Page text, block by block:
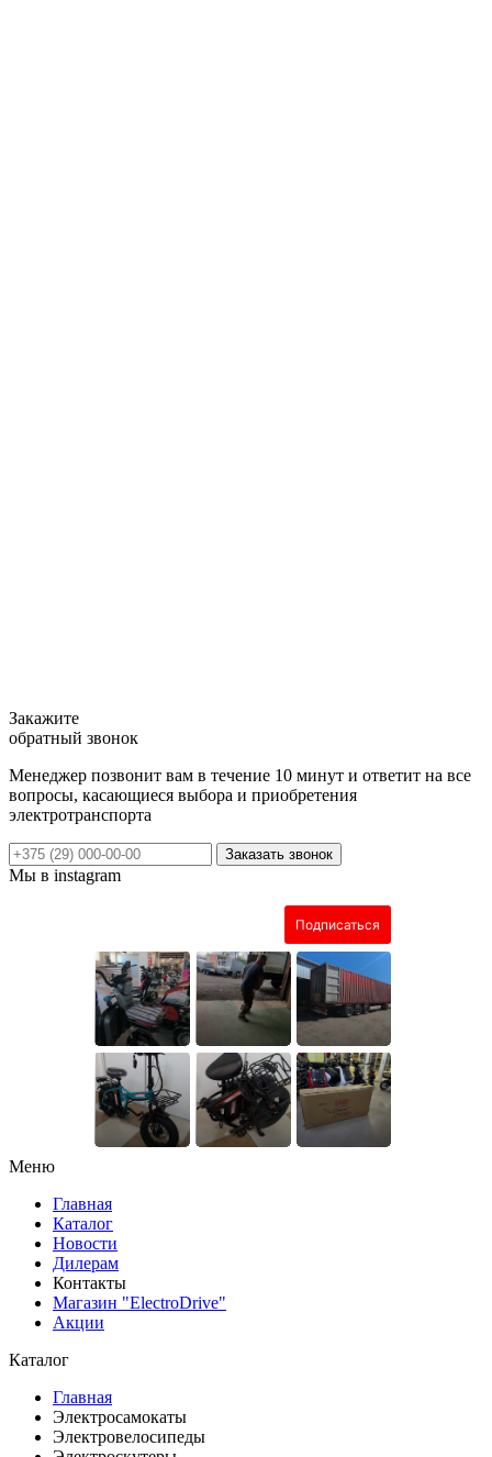
Закажите
обратный звонок
Менеджер позвонит вам в течение 10 минут и ответит на все
вопросы, касающиеся выбора и приобретения
электротранспорта
Заказать звонок
Мы в instagram
Меню
Главная
Каталог
Новости
Дилерам
Контакты
Магазин "ElectroDrive"
Акции
Каталог
Главная
Электросамокаты
Электровелосипеды